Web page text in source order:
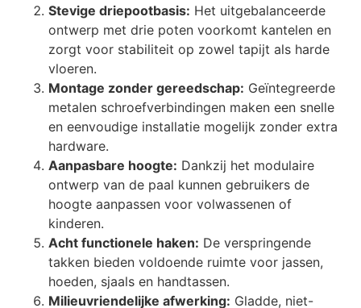
Stevige driepootbasis: Het uitgebalanceerde
ontwerp met drie poten voorkomt kantelen en
zorgt voor stabiliteit op zowel tapijt als harde
vloeren.
Montage zonder gereedschap: Geïntegreerde
metalen schroefverbindingen maken een snelle
en eenvoudige installatie mogelijk zonder extra
hardware.
Aanpasbare hoogte: Dankzij het modulaire
ontwerp van de paal kunnen gebruikers de
hoogte aanpassen voor volwassenen of
kinderen.
Acht functionele haken: De verspringende
takken bieden voldoende ruimte voor jassen,
hoeden, sjaals en handtassen.
Milieuvriendelijke afwerking: Gladde, niet-